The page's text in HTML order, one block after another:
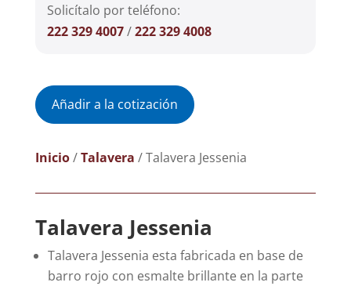
Solicítalo por teléfono:
222 329 4007/222 329 4008
Añadir a la cotización
Inicio/Talavera / Talavera Jessenia
Talavera Jessenia
Talavera Jessenia esta fabricada en base de
barro rojo con esmalte brillante en la parte